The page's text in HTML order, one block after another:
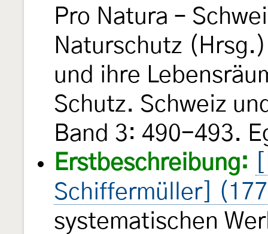
Pro Natura –
Naturschutz
und ihre
Schutz. Schweiz
Band 3: 490-493.
Erstbeschreibung:
Schiffermüller]
systematischen